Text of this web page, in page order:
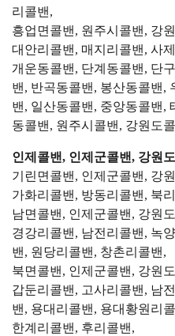
리콜밴,
흥업면콜밴, 원주시콜밴, 강
대안리콜밴, 매지리콜밴, 사
개운동콜밴, 단계동콜밴, 단
밴, 반곡동콜밴, 봉산동콜밴,
밴, 일산동콜밴, 중앙동콜밴,
동콜밴, 원주시콜밴, 강원도
인제콜밴, 인제군콜밴, 강원
기린면콜밴, 인제군콜밴, 강
가화리콜밴, 방동리콜밴, 북
남면콜밴, 인제군콜밴, 강원
경강리콜밴, 남전리콜밴, 녹
밴, 원당리콜밴, 창촌리콜밴,
북면콜밴, 인제군콜밴, 강원
갑둔리콜밴, 고사리콜밴, 남
밴, 용대리콜밴, 용대황원리
한계리콜밴, 후리콜밴,